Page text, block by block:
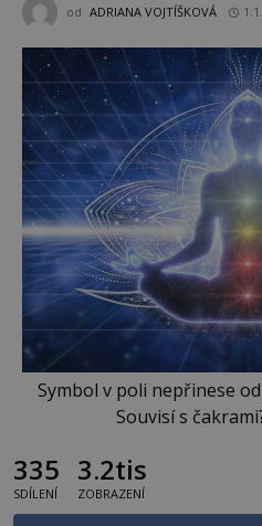
od ADRIANA VOJTÍŠKOVÁ
Symbol v poli nepřinese
Souvisí s
335
SDÍLENÍ
3.2tis
ZOBRAZENÍ